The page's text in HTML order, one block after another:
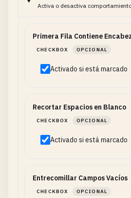
Activa o desactiva
Primera Fila Contiene
CHECKBOX OPCIONAL
Activado si está marcado
Recortar Espacios en Blanco
CHECKBOX OPCIONAL
Activado si está marcado
Entrecomillar Campos Vacíos
CHECKBOX OPCIONAL